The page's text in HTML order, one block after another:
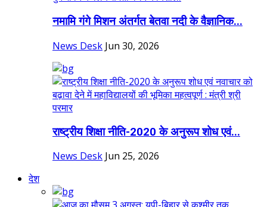
नमामि गंगे मिशन अंतर्गत बेतवा नदी के वैज्ञानिक...
News Desk Jun 30, 2026
राष्ट्रीय शिक्षा नीति-2020 के अनुरूप शोध एवं...
News Desk Jun 25, 2026
देश